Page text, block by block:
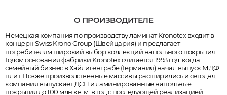
О ПРОИЗВОДИТЕЛЕ
Немецкая компания по производству ламинат Kronotex входит в
концерн Swiss Krono Group (Швейцария) и предлагает
потребителям широкий выбор коллекций напольного покрытия.
Годом основания фабрики Kronotex считается 1993 год, когда
семейный бизнес в Хайлигенграбе (Германия) начал выпуск МДФ
плит. Позже производственные массивы расширились и сегодня,
компания выпускает ДСП и ламинированные напольные
покрытия до 100 млн кв. м. в год с последующей реализацией